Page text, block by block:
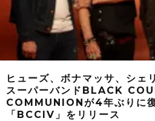
ヒューズ、ボナマッサ、シェ
スーパーバンドBLACK
COMMUNIONが4年ぶりに
「BCCIV」をリリース